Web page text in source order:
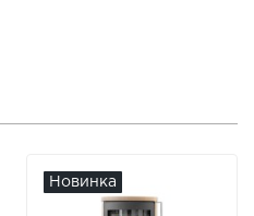
Новинка